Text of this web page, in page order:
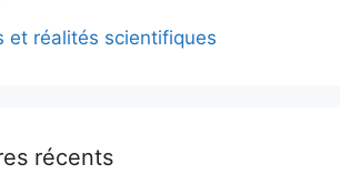
et réalités scientifiques
récents